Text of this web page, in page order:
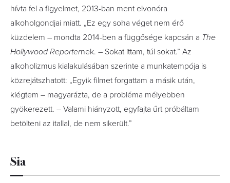
hívta fel a figyelmet, 2013-ban ment elvonóra
alkoholgondjai miatt. „Ez egy soha véget nem érő
küzdelem – mondta 2014-ben a függősége kapcsán a The
Hollywood Reporternek. – Sokat ittam, túl sokat.” Az
alkoholizmus kialakulásában szerinte a munkatempója is
közrejátszhatott: „Egyik filmet forgattam a másik után,
kiégtem – magyarázta, de a probléma mélyebben
gyökerezett. – Valami hiányzott, egyfajta űrt próbáltam
betölteni az itallal, de nem sikerült.”
Sia